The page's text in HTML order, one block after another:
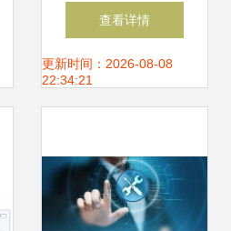
团队与湖南汉坤实
业达成战略合作，
态
查看详情
更新时间：2026-08-08
22:34:21